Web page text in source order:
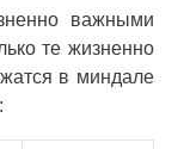
важными
те жизненно
в миндале